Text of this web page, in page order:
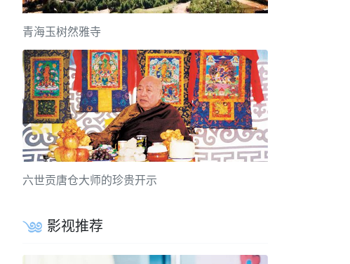
青海玉树然雅寺
六世贡唐仓大师的珍贵开示
影视推荐